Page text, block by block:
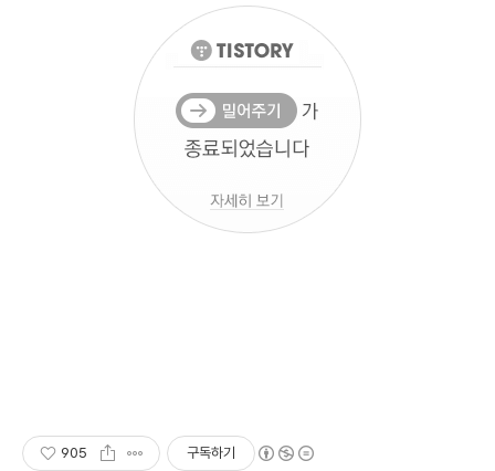
905 구독하기